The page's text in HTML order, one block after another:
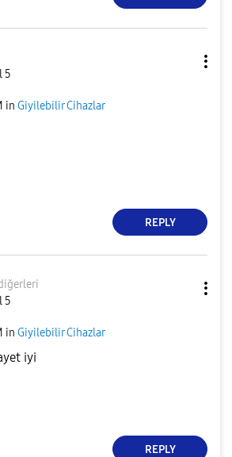
5
in Giyilebilir Cihazlar
REPLY
leri
5
in Giyilebilir Cihazlar
iyi
REPLY